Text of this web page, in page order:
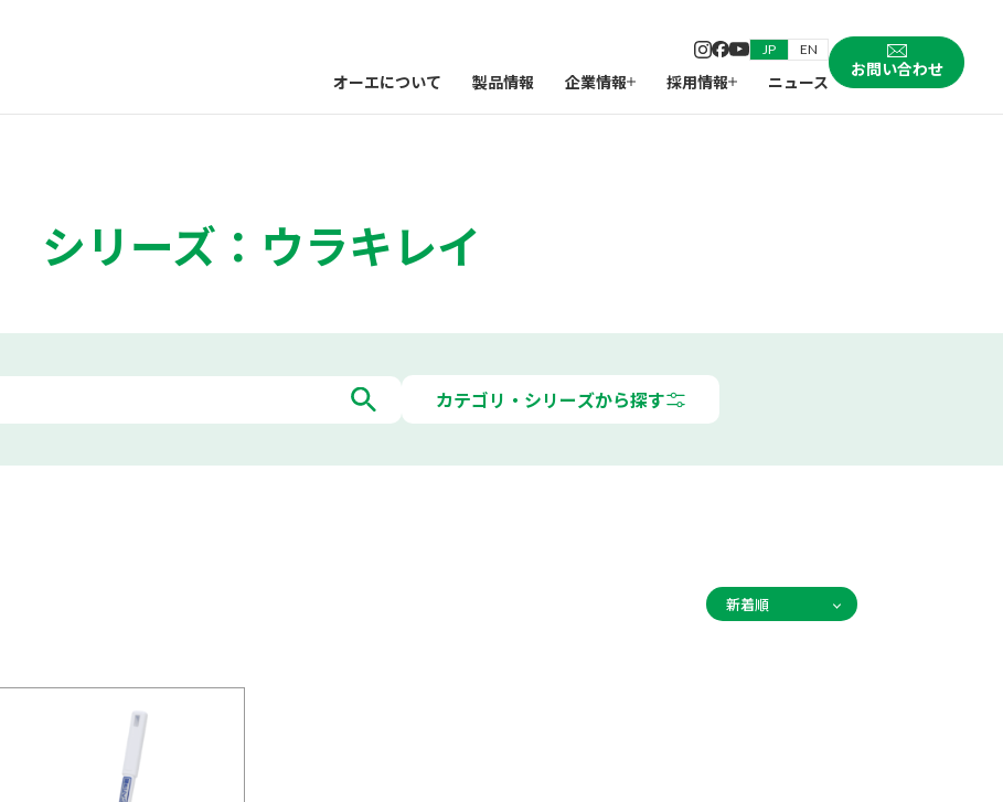
JP EN
オーエについて 製品情報 企業情報 採用情報 ニュース
お問い合わせ
シリーズ：ウラキレイ
カテゴリ・シリーズから探す